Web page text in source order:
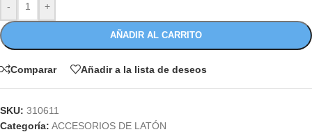
- +
AÑADIR AL CARRITO
Comparar Añadir a la lista de deseos
SKU: 310611
Categoría: ACCESORIOS DE LATÓN